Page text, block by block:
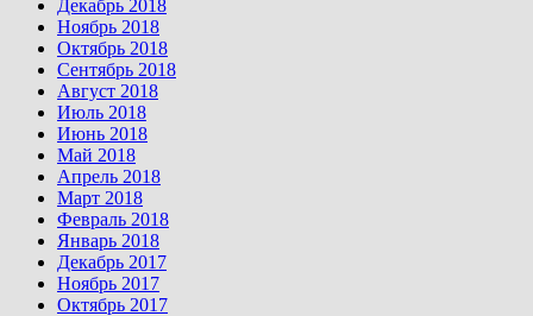
Декабрь 2018
Ноябрь 2018
Октябрь 2018
Сентябрь 2018
Август 2018
Июль 2018
Июнь 2018
Май 2018
Апрель 2018
Март 2018
Февраль 2018
Январь 2018
Декабрь 2017
Ноябрь 2017
Октябрь 2017